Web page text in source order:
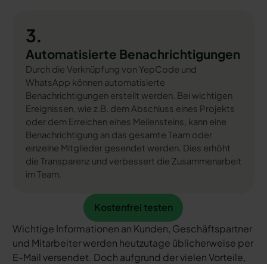
3.
Automatisierte Benachrichtigungen
Durch die Verknüpfung von YepCode und
WhatsApp können automatisierte
Benachrichtigungen erstellt werden. Bei wichtigen
Ereignissen, wie z.B. dem Abschluss eines Projekts
oder dem Erreichen eines Meilensteins, kann eine
Benachrichtigung an das gesamte Team oder
einzelne Mitglieder gesendet werden. Dies erhöht
die Transparenz und verbessert die Zusammenarbeit
im Team.
Kostenfrei testen
Kostenfrei testen
Wichtige Informationen an Kunden, Geschäftspartner
und Mitarbeiter werden heutzutage üblicherweise per
E-Mail versendet. Doch aufgrund der vielen Vorteile,